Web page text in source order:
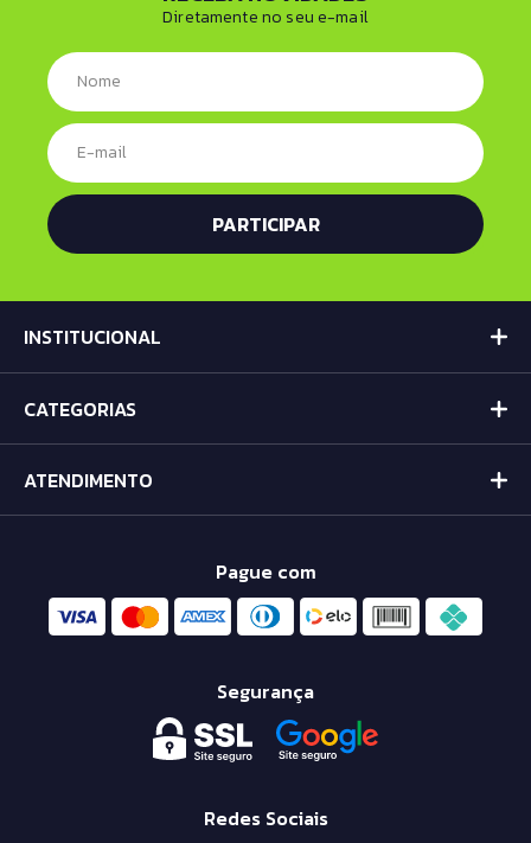
Diretamente no seu e-mail
INSTITUCIONAL
CATEGORIAS
ATENDIMENTO
Pague com
Segurança
Redes Sociais